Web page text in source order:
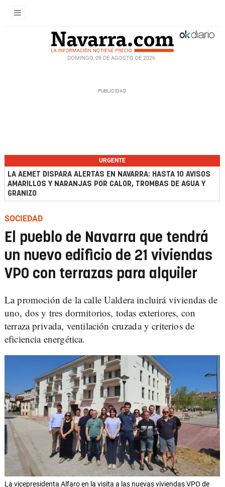
DOMINGO, 09 DE AGOSTO DE 2026
URGENTE
LA AEMET DISPARA ALERTAS EN NAVARRA: HASTA 10 AVISOS
AMARILLOS Y NARANJAS POR CALOR, TROMBAS DE AGUA Y
GRANIZO
SOCIEDAD
El pueblo de Navarra que tendrá
un nuevo edificio de 21 viviendas
VPO con terrazas para alquiler
La promoción de la calle Ualdera incluirá viviendas de
uno, dos y tres dormitorios, todas exteriores, con
terraza privada, ventilación cruzada y criterios de
eficiencia energética.
La vicepresidenta Alfaro en la visita a las nuevas viviendas VPO de